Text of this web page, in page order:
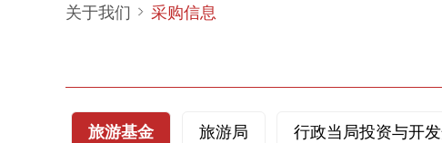
关于我们 采购信息
旅游基金 旅游局 行政当局投资与开